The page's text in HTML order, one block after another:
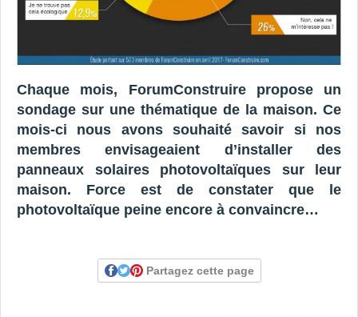
Chaque mois, ForumConstruire propose un
sondage sur une thématique de la maison. Ce
mois-ci nous avons souhaité savoir si nos
membres envisageaient d’installer des
panneaux solaires photovoltaïques sur leur
maison. Force est de constater que le
photovoltaïque peine encore à convaincre…
Partagez cette page